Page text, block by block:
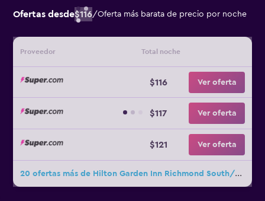
Ofertas desde$116/Oferta más barata de precio por noche
Proveedor Total noche
$116 Ver oferta
$117 Ver oferta
$121 Ver oferta
20 ofertas más de Hilton Garden Inn Richmond South/Southpark